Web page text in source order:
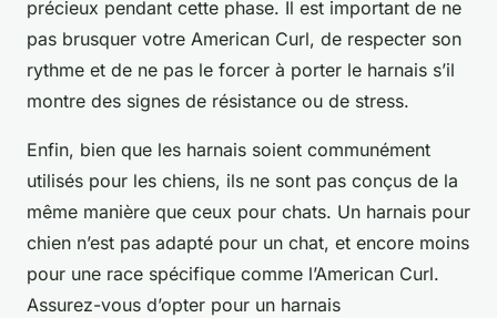
précieux pendant cette phase. Il est important de ne
pas brusquer votre American Curl, de respecter son
rythme et de ne pas le forcer à porter le harnais s’il
montre des signes de résistance ou de stress.
Enfin, bien que les harnais soient communément
utilisés pour les chiens, ils ne sont pas conçus de la
même manière que ceux pour chats. Un harnais pour
chien n’est pas adapté pour un chat, et encore moins
pour une race spécifique comme l’American Curl.
Assurez-vous d’opter pour un harnais